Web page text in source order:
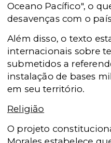
Oceano Pacífico", o
desavenças com o
Além disso, o texto
internacionais sobre
submetidos a
instalação de bases
em seu território.
Religião
O projeto